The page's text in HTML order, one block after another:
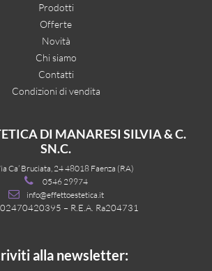
Prodotti
Offerte
Novità
Chi siamo
Contatti
Condizioni di vendita
DI MANARESI SILVIA & C.
SN.C.
Ca’ Bruciata, 24 48018 Faenza (RA)
0546 29974
info@effettoestetica.it
02470420395 – R.E.A. Ra204731
alla newsletter: